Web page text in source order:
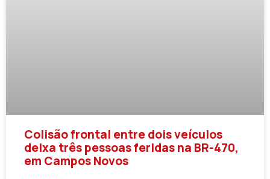
Colisão frontal entre dois veículos
deixa três pessoas feridas na BR-470,
em Campos Novos